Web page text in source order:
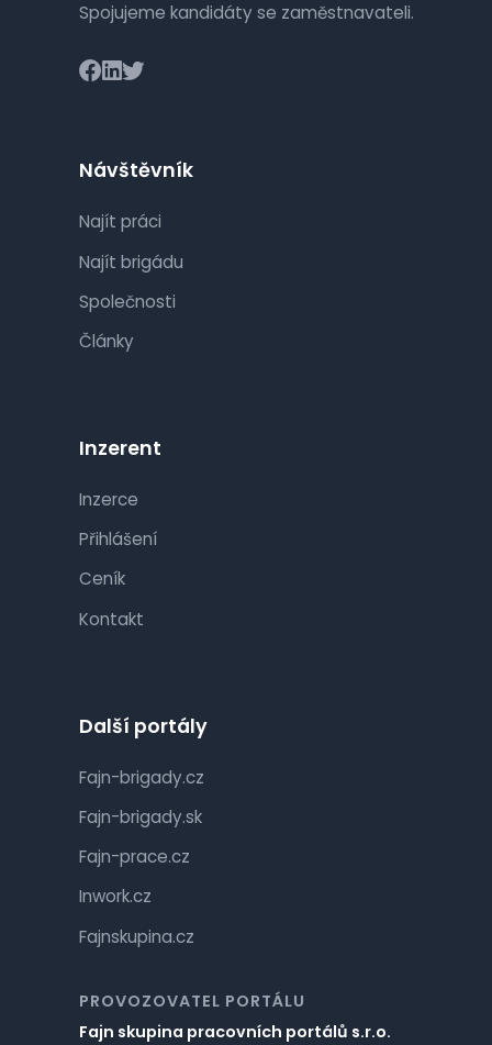
Spojujeme kandidáty se zaměstnavateli.
Návštěvník
Najít práci
Najít brigádu
Společnosti
Články
Inzerent
Inzerce
Přihlášení
Ceník
Kontakt
Další portály
Fajn-brigady.cz
Fajn-brigady.sk
Fajn-prace.cz
Inwork.cz
Fajnskupina.cz
PROVOZOVATEL PORTÁLU
Fajn skupina pracovních portálů s.r.o.